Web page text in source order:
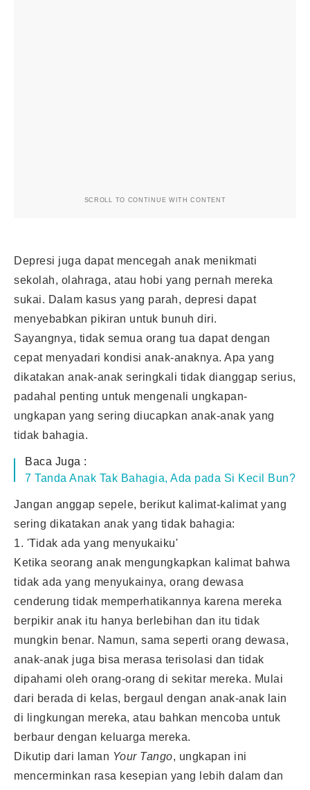
SCROLL TO CONTINUE WITH CONTENT
Depresi juga dapat mencegah anak menikmati
sekolah, olahraga, atau hobi yang pernah mereka
sukai. Dalam kasus yang parah, depresi dapat
menyebabkan pikiran untuk bunuh diri.
Sayangnya, tidak semua orang tua dapat dengan
cepat menyadari kondisi anak-anaknya. Apa yang
dikatakan anak-anak seringkali tidak dianggap serius,
padahal penting untuk mengenali ungkapan-
ungkapan yang sering diucapkan anak-anak yang
tidak bahagia.
Baca Juga :
7 Tanda Anak Tak Bahagia, Ada pada Si Kecil Bun?
Jangan anggap sepele, berikut kalimat-kalimat yang
sering dikatakan anak yang tidak bahagia:
1. 'Tidak ada yang menyukaiku'
Ketika seorang anak mengungkapkan kalimat bahwa
tidak ada yang menyukainya, orang dewasa
cenderung tidak memperhatikannya karena mereka
berpikir anak itu hanya berlebihan dan itu tidak
mungkin benar. Namun, sama seperti orang dewasa,
anak-anak juga bisa merasa terisolasi dan tidak
dipahami oleh orang-orang di sekitar mereka. Mulai
dari berada di kelas, bergaul dengan anak-anak lain
di lingkungan mereka, atau bahkan mencoba untuk
berbaur dengan keluarga mereka.
Dikutip dari laman Your Tango, ungkapan ini
mencerminkan rasa kesepian yang lebih dalam dan